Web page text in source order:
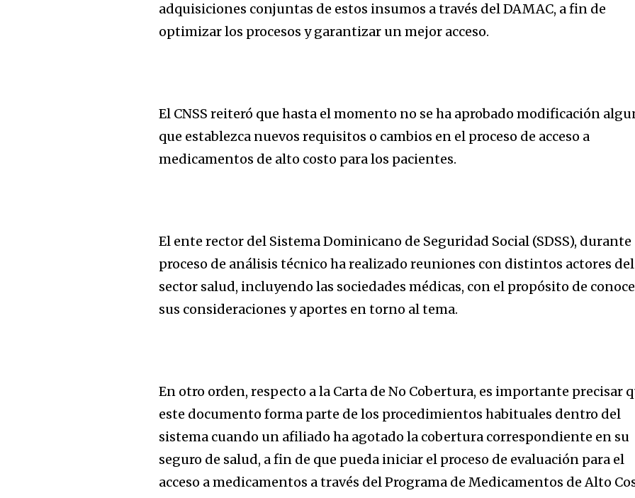
adquisiciones conjuntas de estos insumos a través del DAMAC, a fin de
optimizar los procesos y garantizar un mejor acceso.
El CNSS reiteró que hasta el momento no se ha aprobado modificación
que establezca nuevos requisitos o cambios en el proceso de acceso a
medicamentos de alto costo para los pacientes.
El ente rector del Sistema Dominicano de Seguridad Social (SDSS), durante
proceso de análisis técnico ha realizado reuniones con distintos actores del
sector salud, incluyendo las sociedades médicas, con el propósito de
sus consideraciones y aportes en torno al tema.
En otro orden, respecto a la Carta de No Cobertura, es importante precisar
este documento forma parte de los procedimientos habituales dentro del
sistema cuando un afiliado ha agotado la cobertura correspondiente en su
seguro de salud, a fin de que pueda iniciar el proceso de evaluación para el
acceso a medicamentos a través del Programa de Medicamentos de Alto